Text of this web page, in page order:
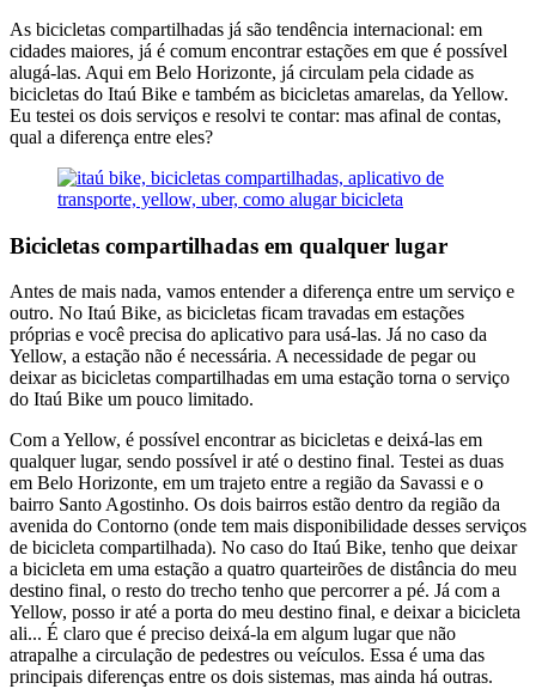
As bicicletas compartilhadas já são tendência internacional: em
cidades maiores, já é comum encontrar estações em que é possível
alugá-las. Aqui em Belo Horizonte, já circulam pela cidade as
bicicletas do Itaú Bike e também as bicicletas amarelas, da Yellow.
Eu testei os dois serviços e resolvi te contar: mas afinal de contas,
qual a diferença entre eles?
Bicicletas compartilhadas em qualquer lugar
Antes de mais nada, vamos entender a diferença entre um serviço e
outro. No Itaú Bike, as bicicletas ficam travadas em estações
próprias e você precisa do aplicativo para usá-las. Já no caso da
Yellow, a estação não é necessária. A necessidade de pegar ou
deixar as bicicletas compartilhadas em uma estação torna o serviço
do Itaú Bike um pouco limitado.
Com a Yellow, é possível encontrar as bicicletas e deixá-las em
qualquer lugar, sendo possível ir até o destino final. Testei as duas
em Belo Horizonte, em um trajeto entre a região da Savassi e o
bairro Santo Agostinho. Os dois bairros estão dentro da região da
avenida do Contorno (onde tem mais disponibilidade desses serviços
de bicicleta compartilhada). No caso do Itaú Bike, tenho que deixar
a bicicleta em uma estação a quatro quarteirões de distância do meu
destino final, o resto do trecho tenho que percorrer a pé. Já com a
Yellow, posso ir até a porta do meu destino final, e deixar a bicicleta
ali... É claro que é preciso deixá-la em algum lugar que não
atrapalhe a circulação de pedestres ou veículos. Essa é uma das
principais diferenças entre os dois sistemas, mas ainda há outras.